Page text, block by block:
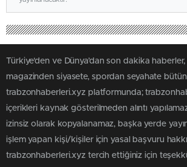
Türkiye'den ve Dünya’dan son dakika haberler,
magazinden siyasete, spordan seyahate
trabzonhaberleri.xyz platformunda;
içerikleri kaynak gösterilmeden alıntı
izinsiz olarak kopyalanamaz, başka yerde
işlem yapan kişi/kişiler için yasal başvuru
trabzonhaberleri.xyz tercih ettiğiniz için